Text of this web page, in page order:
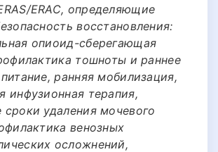
ERAC, определяющие
восстановления:
опиоид-сберегающая
тошноты и раннее
ранняя мобилизация,
инфузионная терапия,
удаления мочевого
венозных
осложнений,